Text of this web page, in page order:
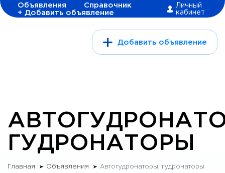
Объявления
Справочник
+ Добавить объявление
Личный
кабинет
Добавить объявление
ГУДРОНАТОРЫ
Главная Объявления Автогудронаторы, гудронаторы